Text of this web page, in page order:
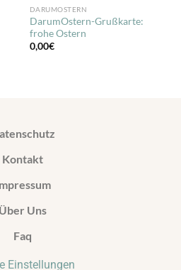
DARUMOSTERN
DarumOstern-Grußkarte:
frohe Ostern
0,00€
Kontakt
Über Uns
Faq
Einstellungen